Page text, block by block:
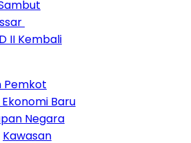
Kembali
Baru
Negara